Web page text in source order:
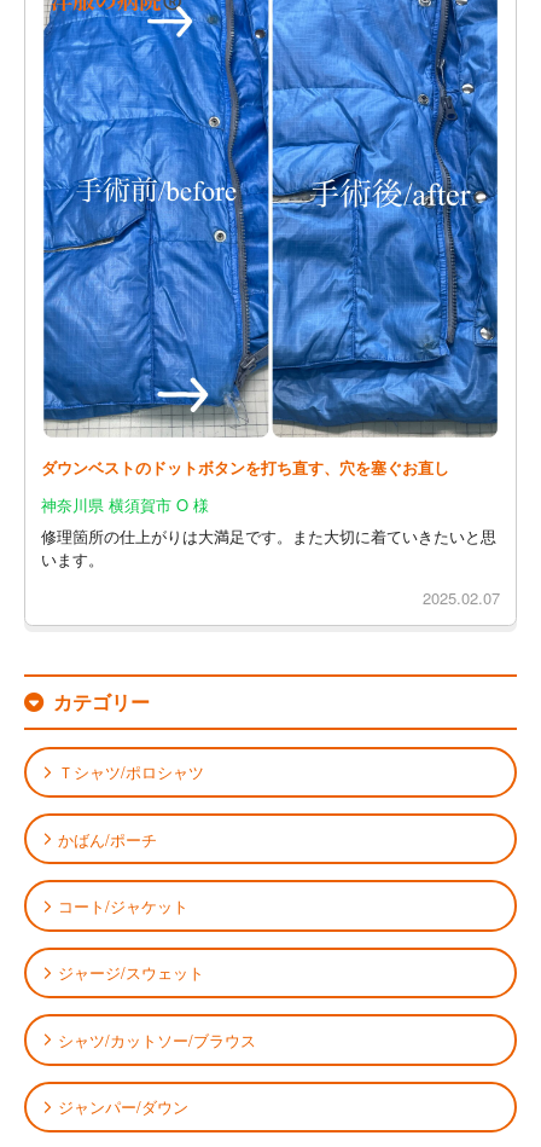
ダウンベストのドットボタンを打ち直す、穴を塞ぐお直し
神奈川県 横須賀市 O 様
修理箇所の仕上がりは大満足です。また大切に着ていきたいと思
います。
2025.02.07
カテゴリー
Ｔシャツ/ポロシャツ
かばん/ポーチ
コート/ジャケット
ジャージ/スウェット
シャツ/カットソー/ブラウス
ジャンパー/ダウン